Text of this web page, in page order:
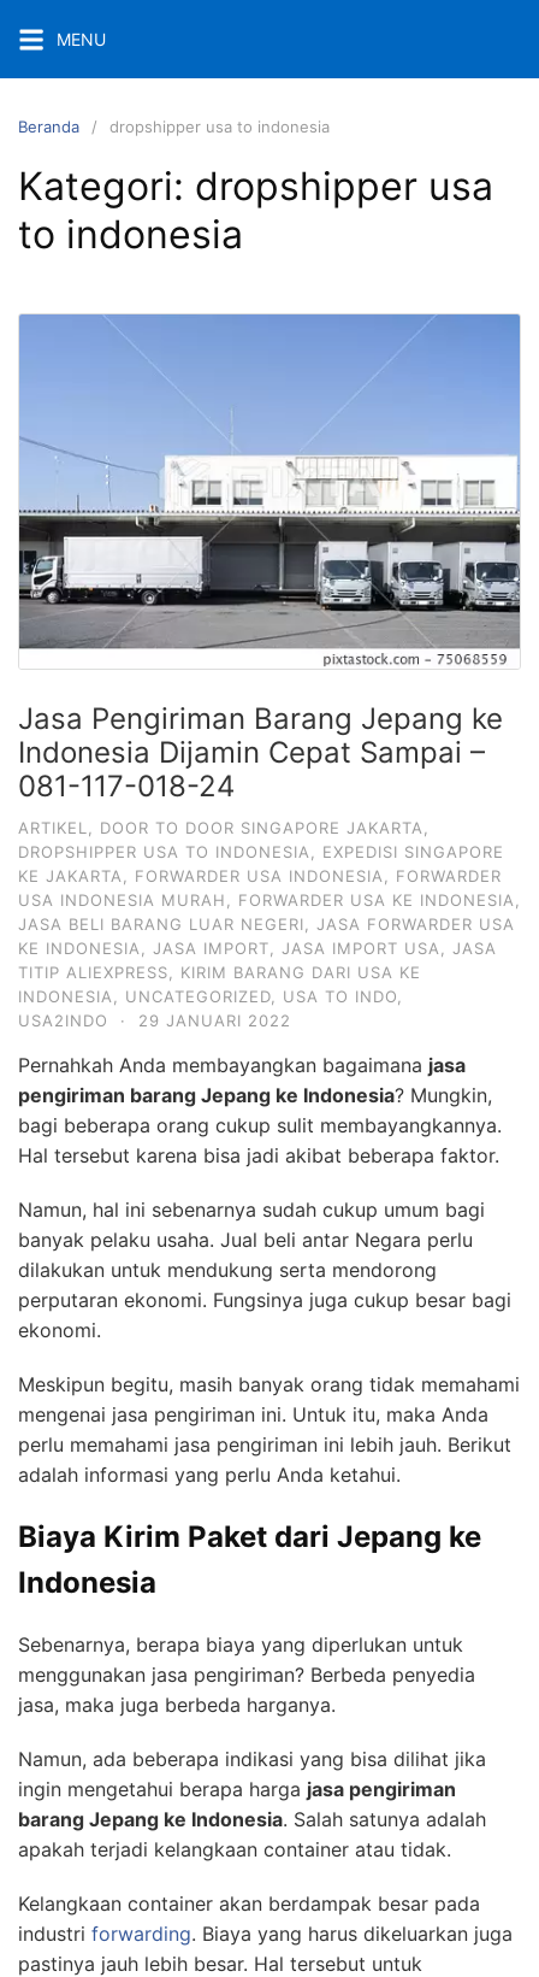
ke
konten
MENU
Beranda dropshipper usa to indonesia
Kategori: dropshipper usa
to indonesia
Jasa Pengiriman Barang Jepang ke
Indonesia Dijamin Cepat Sampai –
081-117-018-24
ARTIKEL DOOR TO DOOR SINGAPORE JAKARTA
DROPSHIPPER USA TO INDONESIA
EXPEDISI SINGAPORE
KE JAKARTA
FORWARDER USA INDONESIA
FORWARDER
USA INDONESIA MURAH
FORWARDER USA KE INDONESIA
JASA BELI BARANG LUAR NEGERI
JASA FORWARDER USA
KE INDONESIA
JASA IMPORT JASA IMPORT USA
JASA
TITIP ALIEXPRESS
KIRIM BARANG DARI USA KE
INDONESIA
UNCATEGORIZED USA TO INDO
USA2INDO
· 29 JANUARI 2022
Pernahkah Anda membayangkan bagaimana jasa
pengiriman barang Jepang ke Indonesia? Mungkin,
bagi beberapa orang cukup sulit membayangkannya.
Hal tersebut karena bisa jadi akibat beberapa faktor.
Namun, hal ini sebenarnya sudah cukup umum bagi
banyak pelaku usaha. Jual beli antar Negara perlu
dilakukan untuk mendukung serta mendorong
perputaran ekonomi. Fungsinya juga cukup besar bagi
ekonomi.
Meskipun begitu, masih banyak orang tidak memahami
mengenai jasa pengiriman ini. Untuk itu, maka Anda
perlu memahami jasa pengiriman ini lebih jauh. Berikut
adalah informasi yang perlu Anda ketahui.
Biaya Kirim Paket dari Jepang ke
Indonesia
Sebenarnya, berapa biaya yang diperlukan untuk
menggunakan jasa pengiriman? Berbeda penyedia
jasa, maka juga berbeda harganya.
Namun, ada beberapa indikasi yang bisa dilihat jika
ingin mengetahui berapa harga jasa pengiriman
barang Jepang ke Indonesia. Salah satunya adalah
apakah terjadi kelangkaan container atau tidak.
Kelangkaan container akan berdampak besar pada
industri forwarding. Biaya yang harus dikeluarkan juga
pastinya jauh lebih besar. Hal tersebut untuk